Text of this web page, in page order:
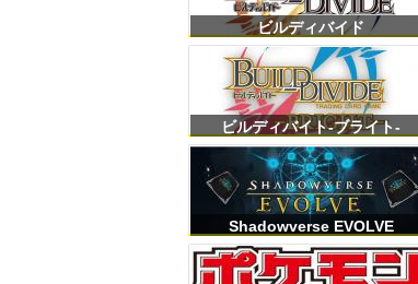
ビルディバイド
ビルディバイト-ブライト-
Shadowverse EVOLVE